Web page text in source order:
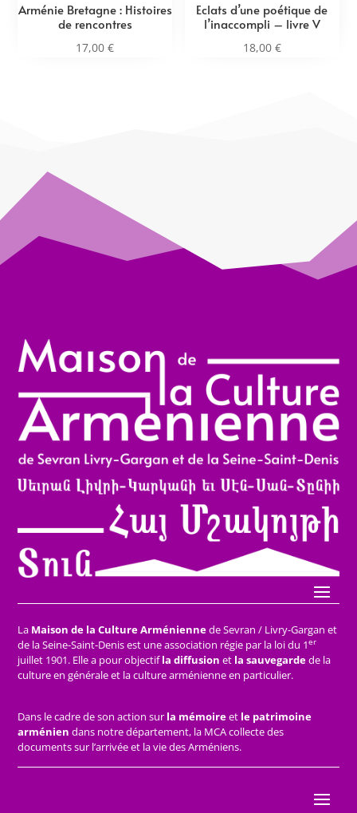
Arménie Bretagne : Histoires
de rencontres
17,00€
Eclats d’une poétique de
l’inaccompli – livre V
18,00 €
La Maison de la Culture Arméniennede Sevran / Livry-Gargan et
de la Seine-Saint-Denis est une association régie par la loi du 1er
juillet 1901. Elle a pour objectifla diffusion et la sauvegardede la
culture en générale et la culture arménienne en particulier.
Dans le cadre de son action sur la mémoireet le patrimoine
arménien dans notre département, la MCA collecte des
documents sur l’arrivée et la vie des Arméniens.